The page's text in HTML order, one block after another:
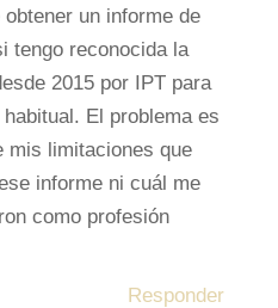
obtener un informe de
tengo reconocida la
2015 por IPT para
El problema es
mis limitaciones que
informe ni cuál me
como profesión
Responder